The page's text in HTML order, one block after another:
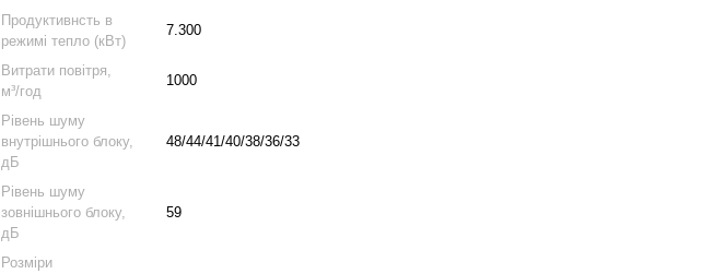
Продуктивнсть в
режимі тепло (кВт)
7.300
Витрати повітря,
м³/год
1000
Рівень шуму
внутрішнього блоку,
дБ
48/44/41/40/38/36/33
Рівень шуму
зовнішнього блоку,
дБ
59
Розміри